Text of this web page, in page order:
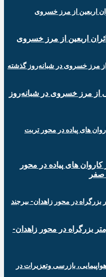
اربعین از مرز خسروی
حسینی از مرز خسروی در شبانه‌روز
های پیاده در محور
صفر
برای ساخت ۳۶ کیلومتر بزرگراه در محور زاهدان-